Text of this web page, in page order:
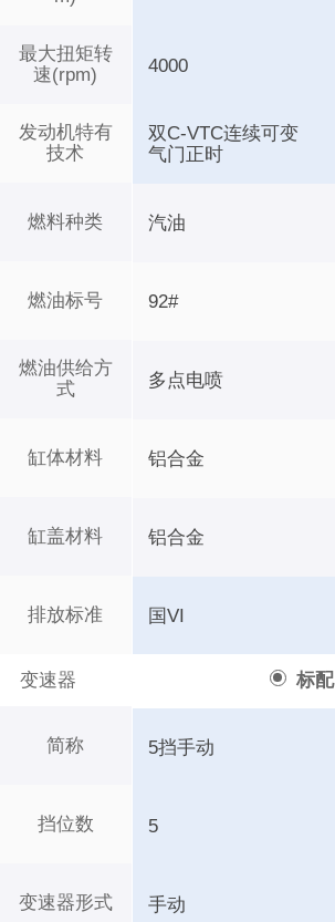
最大扭矩转
速(rpm)
发动机特有
技术
燃料种类
燃油标号
燃油供给方
式
缸体材料
缸盖材料
排放标准
变速器 标配
简称
挡位数
变速器形式
4000
双C-VTC连续可变
气门正时
汽油
92#
多点电喷
铝合金
铝合金
国VI
5挡手动
5
手动